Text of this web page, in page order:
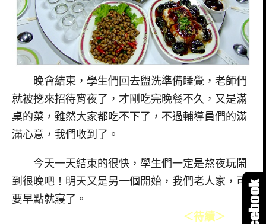
晚會結束，學生們回去盥洗準備睡覺，老師們
就被挖來招待宵夜了，才剛吃完晚餐不久，又是滿
桌的菜，雖然大家都吃不下了，不過輔導員們的滿
滿心意，我們收到了。
今天一天結束的很快，學生們一定是熬夜玩鬧
到很晚吧！明天又是另一個開始，我們老人家，可
要早點就寢了。
＜待續＞